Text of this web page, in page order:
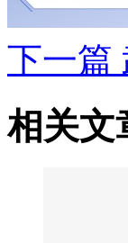
下一篇
相关文